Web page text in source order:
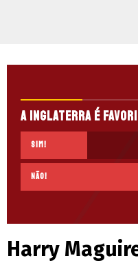
A Inglaterra é
Sim!
Não!
Harry